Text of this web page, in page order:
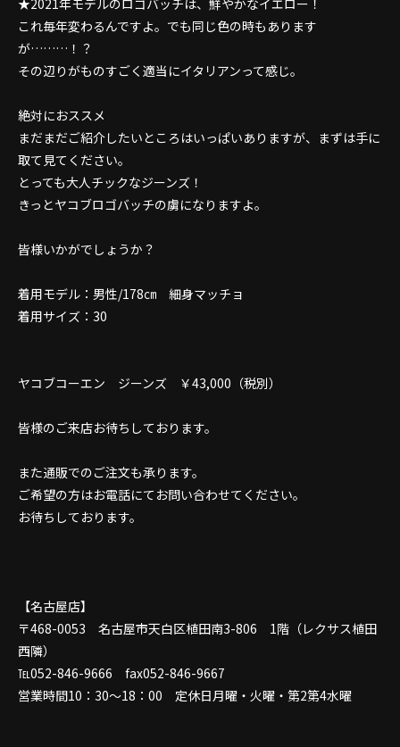
★2021年モデルのロゴバッチは、鮮やかなイエロー！
これ毎年変わるんですよ。でも同じ色の時もあります
が………！？
その辺りがものすごく適当にイタリアンって感じ。
絶対におススメ
まだまだご紹介したいところはいっぱいありますが、まずは手に
取て見てください。
とっても大人チックなジーンズ！
きっとヤコブロゴバッチの虜になりますよ。
皆様いかがでしょうか？
着用モデル：男性/178㎝ 細身マッチョ
着用サイズ：30
ヤコブコーエン ジーンズ ￥43,000（税別）
皆様のご来店お待ちしております。
また通販でのご注文も承ります。
ご希望の方はお電話にてお問い合わせてください。
お待ちしております。
【名古屋店】
〒468-0053 名古屋市天白区植田南3-806 1階（レクサス植田
西隣）
℡052-846-9666 fax052-846-9667
営業時間10：30～18：00 定休日月曜・火曜・第2第4水曜